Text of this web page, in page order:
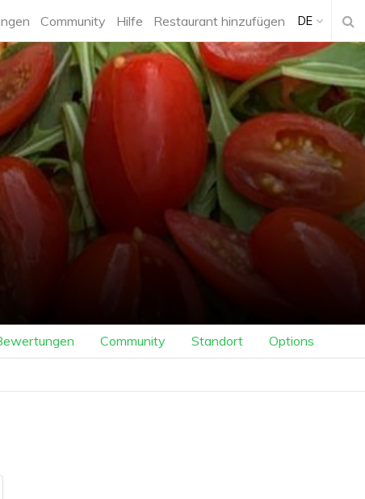
Community Hilfe Restaurant hinzufügen DE
Community Standort Options